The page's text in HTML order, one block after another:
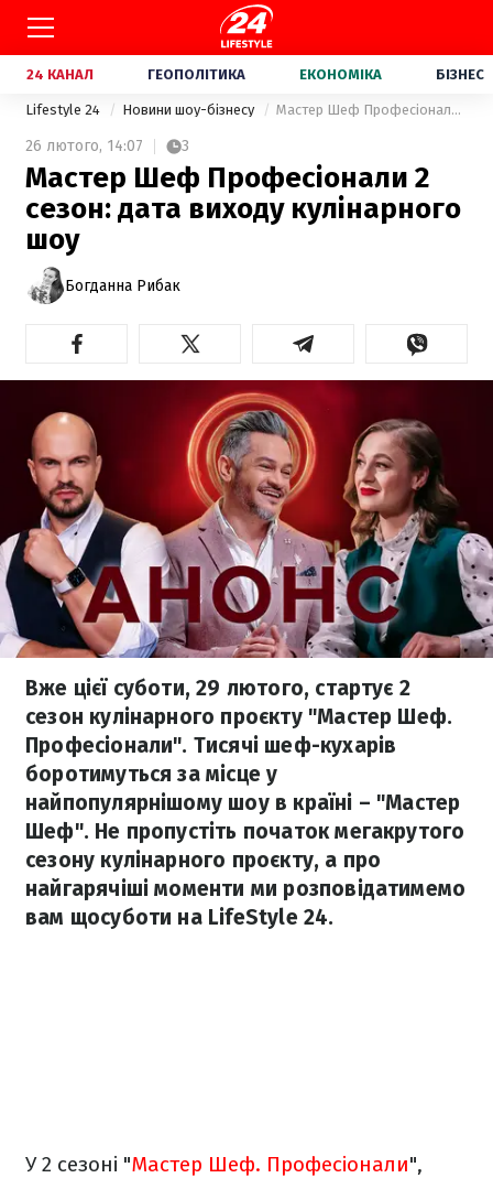
24 КАНАЛ ГЕОПОЛІТИКА ЕКОНОМІКА БІЗНЕС
Lifestyle 24 Новини шоу-бізнесу Мастер Шеф Професіонали 2 сезон: дата виходу кулінарного шоу
26 лютого, 14:07 3
Мастер Шеф Професіонали 2
сезон: дата виходу кулінарного
шоу
Богданна Рибак
Вже цієї суботи, 29 лютого, стартує 2
сезон кулінарного проєкту "Мастер Шеф.
Професіонали". Тисячі шеф-кухарів
боротимуться за місце у
найпопулярнішому шоу в країні – "Мастер
Шеф". Не пропустіть початок мегакрутого
сезону кулінарного проєкту, а про
найгарячіші моменти ми розповідатимемо
вам щосуботи на LifeStyle 24.
У 2 сезоні "Мастер Шеф. Професіонали",